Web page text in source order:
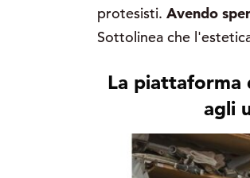
protesisti. Avendo
Sottolinea che
La piattaforma
agli